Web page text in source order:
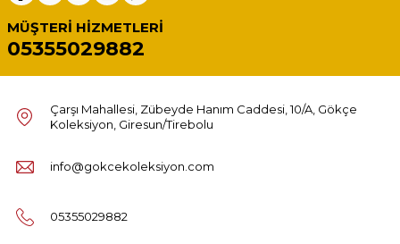
MÜŞTERI HIZMETLERI
05355029882
Çarşı Mahallesi, Zübeyde Hanım Caddesi, 10/A, Gökçe
Koleksiyon, Giresun/Tirebolu
info@gokcekoleksiyon.com
05355029882